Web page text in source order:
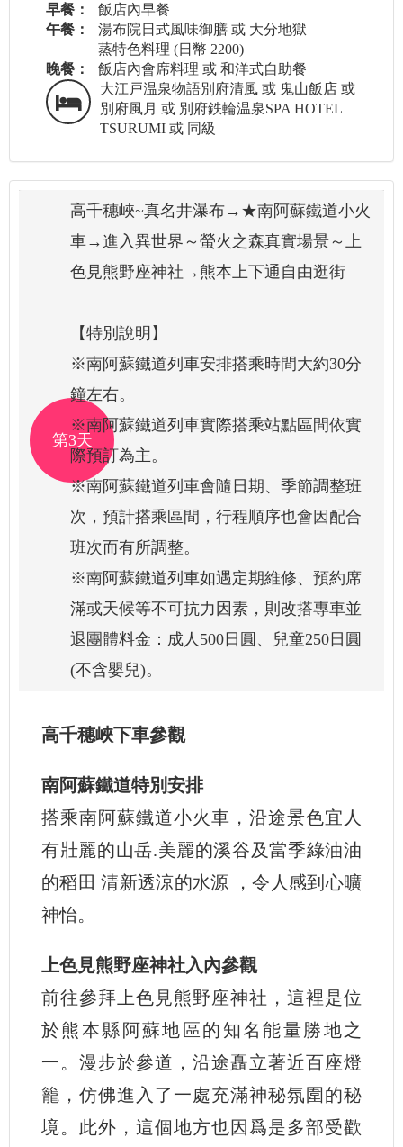
早餐：
飯店內早餐
午餐：
湯布院日式風味御膳 或 大分地獄
蒸特色料理 (日幣 2200)
晚餐：
飯店內會席料理 或 和洋式自助餐
大江戸温泉物語別府清風 或 鬼山飯店 或
別府風月 或 別府鉄輪温泉SPA HOTEL
TSURUMI 或 同級
第3天
高千穗峽~真名井瀑布→★南阿蘇鐵道小火
車→進入異世界～螢火之森真實場景～上
色見熊野座神社→熊本上下通自由逛街
【特別說明】
※南阿蘇鐵道列車安排搭乘時間大約30分
鐘左右。
※南阿蘇鐵道列車實際搭乘站點區間依實
際預訂為主。
※南阿蘇鐵道列車會隨日期、季節調整班
次，預計搭乘區間，行程順序也會因配合
班次而有所調整。
※南阿蘇鐵道列車如遇定期維修、預約席
滿或天候等不可抗力因素，則改搭專車並
退團體料金：成人500日圓、兒童250日圓
(不含嬰兒)。
高千穗峽下車參觀
南阿蘇鐵道特別安排
搭乘南阿蘇鐵道小火車，沿途景色宜人
有壯麗的山岳.美麗的溪谷及當季綠油油
的稻田 清新透涼的水源 ，令人感到心曠
神怡。
上色見熊野座神社入內參觀
前往參拜上色見熊野座神社，這裡是位
於熊本縣阿蘇地區的知名能量勝地之
一。漫步於參道，沿途矗立著近百座燈
籠，仿佛進入了一處充滿神秘氛圍的秘
境。此外，這個地方也因爲是多部受歡